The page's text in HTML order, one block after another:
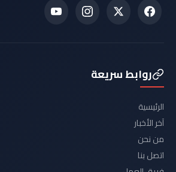
روابط سريعة
الرئيسية
آخر الأخبار
من نحن
اتصل بنا